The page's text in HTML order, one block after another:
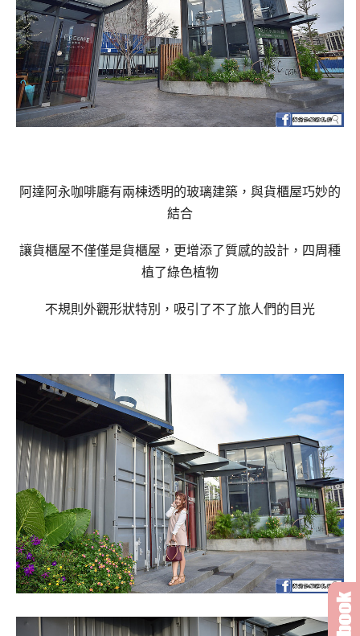
阿達阿永咖啡廳有兩棟透明的玻璃建築，與貨櫃屋巧妙的
結合
讓貨櫃屋不僅僅是貨櫃屋，更增添了質感的設計，四周種
植了綠色植物
不規則外觀形狀特別，吸引了不了旅人們的目光